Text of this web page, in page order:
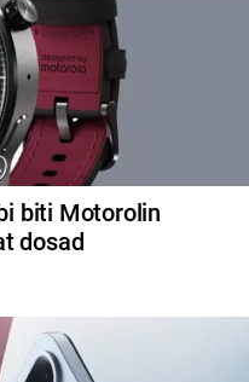
biti Motorolin
dosad